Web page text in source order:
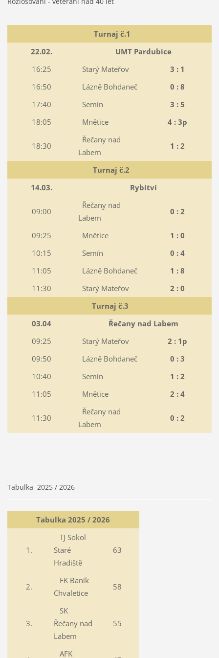
Turnaj č.1
22.02.
UMT Pardubice
16:25
Starý Mateřov
3 : 1
16:50
Lázně Bohdaneč
0 : 8
17:40
Semín
3 : 5
18:05
Mnětice 4 : 3p
18:30
Řečany nad
Labem
1 : 2
Turnaj č.2
14.03.
Rybitví
09:00
Řečany nad
Labem
0 : 2
09:25 Mnětice
1 : 0
10:15
Semín
0 : 4
11:05
Lázně Bohdaneč
1 : 8
11:30
Starý Mateřov
2 : 0
Turnaj č.3
03.04
Řečany nad Labem
09:25
Starý Mateřov
2 : 1p
09:50
Lázně Bohdaneč
0 : 3
10:40
Semín
1 : 2
11:05
Mnětice 2 : 4
11:30
Řečany nad
Labem
0 : 2
Tabulka 2025 / 2026
Tabulka 2025 / 2026
1.
TJ Sokol
Staré
Hradiště
63
2.
FK Baník
Chvaletice
58
3.
SK
Řečany nad
Labem
55
AFK